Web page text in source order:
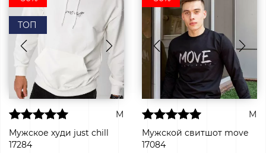
ТОП
M
Мужское худи just chill
17284
M
Мужской свитшот move
17084